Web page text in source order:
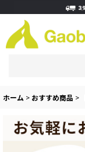
ホーム > おすすめ商品 >